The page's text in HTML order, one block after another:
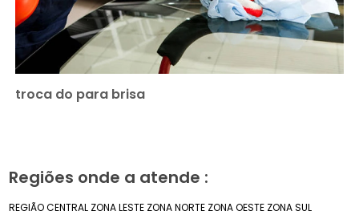
troca do para brisa
Regiões onde a atende :
REGIÃO CENTRAL ZONA LESTE ZONA NORTE ZONA OESTE ZONA SUL